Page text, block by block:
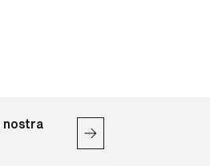
nostra